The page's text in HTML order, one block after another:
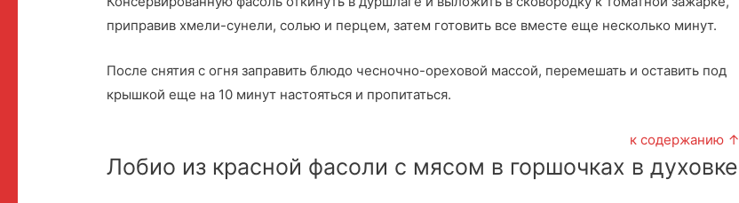
приправив хмели-сунели, солью и перцем, затем готовить все вместе еще несколько минут.
После снятия с огня заправить блюдо чесночно-ореховой массой, перемешать и оставить под
крышкой еще на 10 минут настояться и пропитаться.
к содержанию ↑
Лобио из красной фасоли с мясом в горшочках в духовке